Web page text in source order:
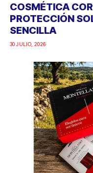
COSMÉTICA
PROTECCIÓN
SENCILLA
30 JULIO, 2026